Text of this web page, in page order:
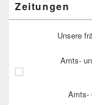
Zeitungen
Unsere
Amts-
Amts-